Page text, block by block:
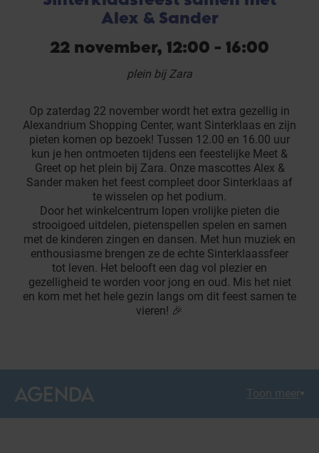
Alex & Sander
22 november, 12:00 - 16:00
plein bij Zara
Op zaterdag 22 november wordt het extra gezellig in
Alexandrium Shopping Center, want Sinterklaas en zijn
pieten komen op bezoek! Tussen 12.00 en 16.00 uur
kun je hen ontmoeten tijdens een feestelijke Meet &
Greet op het plein bij Zara. Onze mascottes Alex &
Sander maken het feest compleet door Sinterklaas af
te wisselen op het podium.
Door het winkelcentrum lopen vrolijke pieten die
strooigoed uitdelen, pietenspellen spelen en samen
met de kinderen zingen en dansen. Met hun muziek en
enthousiasme brengen ze de echte Sinterklaassfeer
tot leven. Het belooft een dag vol plezier en
gezelligheid te worden voor jong en oud. Mis het niet
en kom met het hele gezin langs om dit feest samen te
vieren! 🎉
AGENDA Toon meer